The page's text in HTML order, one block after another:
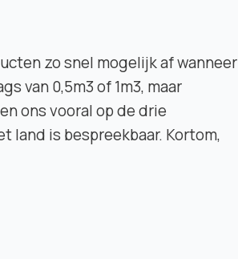
zo snel mogelijk af wanneer
van 0,5m3 of 1m3, maar
ons vooral op de drie
land is bespreekbaar. Kortom,